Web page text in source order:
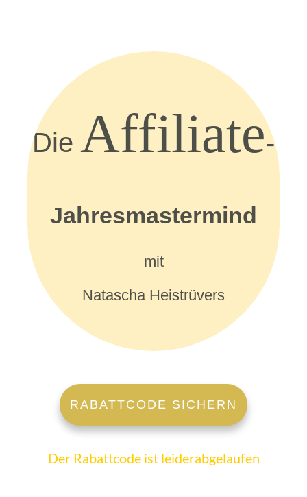
Die Affiliate-
Jahresmastermind
mit
Natascha Heistrüvers
RABATTCODE SICHERN
Der Rabattcode ist leiderabgelaufen